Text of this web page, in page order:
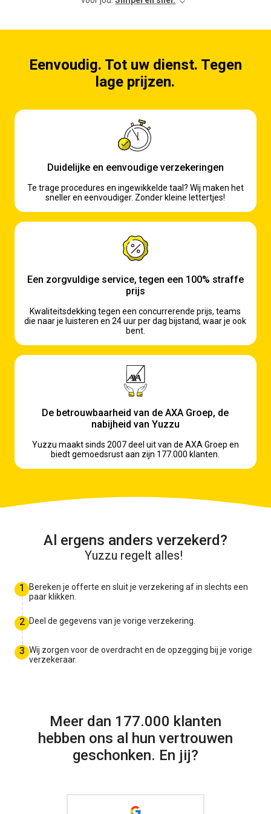
Fietsverzekering.
Meer weten Bereken mijn prijs
Eenvoudig. Tot uw dienst. Tegen
lage prijzen.
Duidelijke en eenvoudige verzekeringen
Te trage procedures en ingewikkelde taal? Wij maken het
sneller en eenvoudiger. Zonder kleine lettertjes!
Een zorgvuldige service, tegen een 100% straffe
prijs
Kwaliteitsdekking tegen een concurrerende prijs, teams
die naar je luisteren en 24 uur per dag bijstand, waar je ook
bent.
De betrouwbaarheid van de AXA Groep, de
nabijheid van Yuzzu
Yuzzu maakt sinds 2007 deel uit van de AXA Groep en
biedt gemoedsrust aan zijn 177.000 klanten.
Al ergens anders verzekerd?
Yuzzu regelt alles!
1
Bereken je offerte en sluit je verzekering af in slechts een
paar klikken.
2 Deel de gegevens van je vorige verzekering.
3 Wij zorgen voor de overdracht en de opzegging bij je vorige
verzekeraar.
Meer dan 177.000 klanten
hebben ons al hun vertrouwen
geschonken. En jij?